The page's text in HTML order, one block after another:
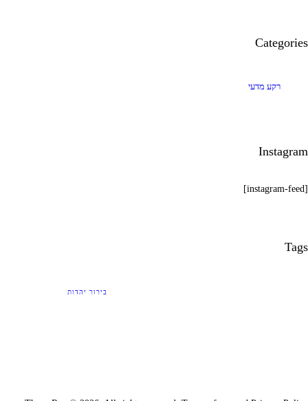
Categories
רקע מדעי
Instagram
[instagram-feed]
Tags
בירור יהדות